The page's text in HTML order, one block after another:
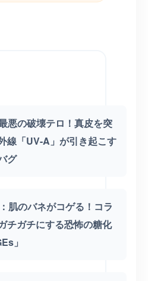
悪の破壊テロ！真皮を突
線「UV-A」が引き起こす
グ
肌のバネがコゲる！コラ
チガチにする恐怖の糖化
」